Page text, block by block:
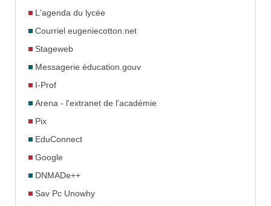
L'agenda du lycée
Courriel eugeniecotton.net
Stageweb
Messagerie éducation.gouv
I-Prof
Arena - l'extranet de l'académie
Pix
EduConnect
Google
DNMADe++
Sav Pc Unowhy